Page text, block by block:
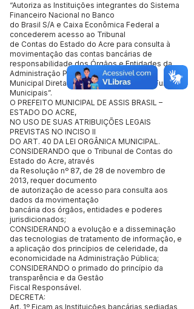
“Autoriza as Instituições integrantes do Sistema
Financeiro Nacional no Banco
do Brasil S/A e Caixa Econômica Federal a
concederem acesso ao Tribunal
de Contas do Estado do Acre para consulta à
movimentação das contas bancárias de
responsabilidade dos Órgãos e Entidades da
Administração Pública
Municipal Direta e Indireta, inclusive dos Fundos
Municipais”.
O PREFEITO MUNICIPAL DE ASSIS BRASIL –
ESTADO DO ACRE,
NO USO DE SUAS ATRIBUIÇÕES LEGAIS
PREVISTAS NO INCISO II
DO ART. 40 DA LEI ORGÂNICA MUNICIPAL.
CONSIDERANDO que o Tribunal de Contas do
Estado do Acre, através
da Resolução nº 87, de 28 de novembro de
2013, requer documento
de autorização de acesso para consulta aos
dados da movimentação
bancária dos órgãos, entidades e poderes
jurisdicionados;
CONSIDERANDO a evolução e a disseminação
das tecnologias de tratamento de informação, e
a aplicação dos princípios de celeridade, da
economicidade na Administração Pública;
CONSIDERANDO o primado do princípio da
transparência e da Gestão
Fiscal Responsável.
DECRETA:
Art. 1º Ficam as Instituições bancárias sediadas